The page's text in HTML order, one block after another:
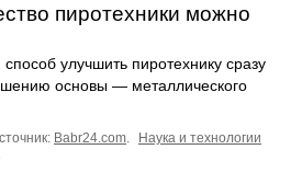
пиротехники можно
улучшить пиротехнику сразу
основы — металлического
Babr24.com
Наука и технологии